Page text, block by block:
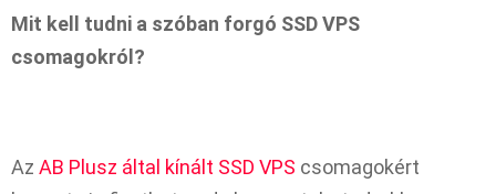
Mit kell tudni a szóban forgó SSD VPS
csomagokról?
Az AB Plusz által kínált SSD VPS csomagokért